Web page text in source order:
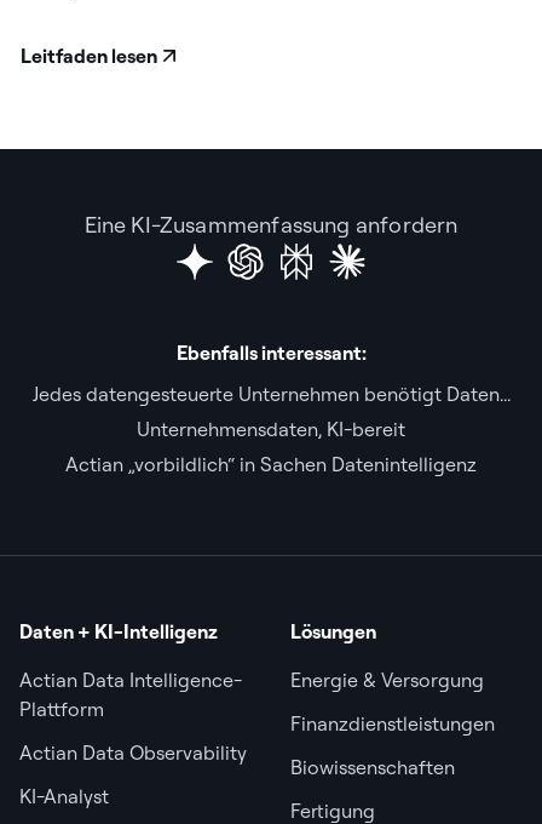
Leitfaden lesen
Eine KI-Zusammenfassung anfordern
Ebenfalls interessant:
Jedes datengesteuerte Unternehmen benötigt Daten...
Unternehmensdaten, KI-bereit
Actian „vorbildlich“ in Sachen Datenintelligenz
Daten + KI-Intelligenz
Actian Data Intelligence-
Plattform
Actian Data Observability
KI-Analyst
Lösungen
Energie & Versorgung
Finanzdienstleistungen
Biowissenschaften
Fertigung